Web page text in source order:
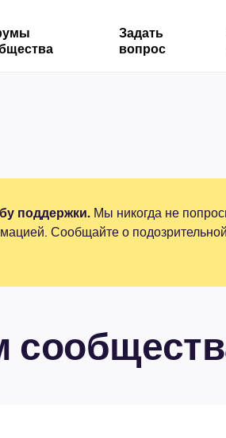
Задать
вопрос
поддержки. Мы никогда не
Сообщайте о подозрительной